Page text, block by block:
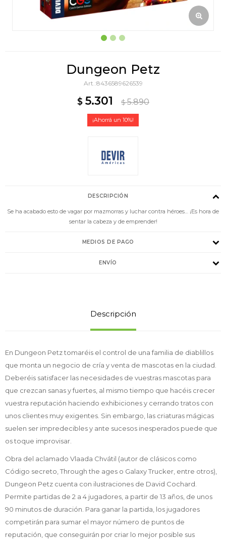
Dungeon Petz
8436589626539
$ 5.301 $ 5.890
10
DESCRIPCIÓN
Se ha acabado esto de vagar por mazmorras y luchar contra héroes… ¡Es hora de
sentar la cabeza y de emprender!
MEDIOS DE PAGO
ENVÍO
Descripción
En Dungeon Petz tomaréis el control de una familia de diablillos
que monta un negocio de cría y venta de mascotas en la ciudad.
Deberéis satisfacer las necesidades de vuestras mascotas para
que crezcan sanas y fuertes, al mismo tiempo que hacéis crecer
vuestra reputación haciendo exhibiciones y cerrando tratos con
unos clientes muy exigentes. Sin embargo, las criaturas mágicas
suelen ser impredecibles y ante sucesos inesperados puede que
os toque improvisar.
Obra del aclamado Vlaada Chvátil (autor de clásicos como
Código secreto, Through the ages o Galaxy Trucker, entre otros),
Dungeon Petz cuenta con ilustraciones de David Cochard.
Permite partidas de 2 a 4 jugadores, a partir de 13 años, de unos
90 minutos de duración. Para ganar la partida, los jugadores
competirán para sumar el mayor número de puntos de
reputación, que conseguirán por criar lo mejor posible sus